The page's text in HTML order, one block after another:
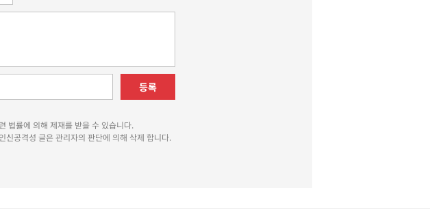
등록
법률에 의해 제재를 받을 수 있습니다.
공격성 글은 관리자의 판단에 의해 삭제 합니다.